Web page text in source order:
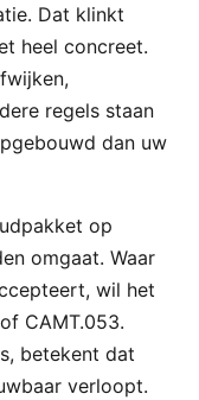
Dat klinkt
heel concreet.
regels staan
dan uw
op
omgaat. Waar
wil het
CAMT.053.
betekent dat
verloopt.